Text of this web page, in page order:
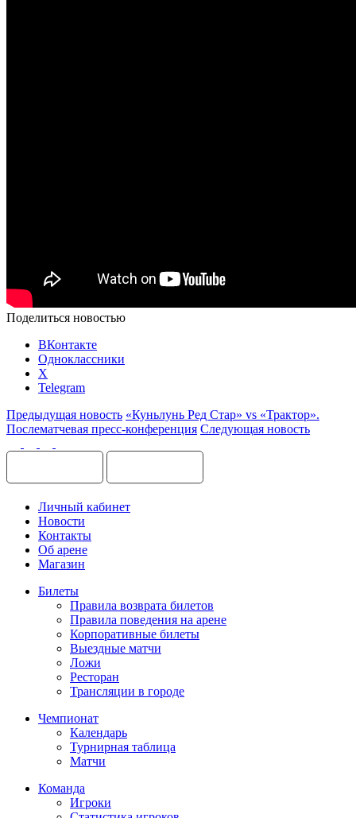
Поделиться новостью
ВКонтакте
Одноклассники
X
Telegram
Предыдущая новость «Куньлунь Ред Стар» vs «Трактор».
Послематчевая пресс-конференция Следующая новость
Личный кабинет
Новости
Контакты
Об арене
Магазин
Билеты
Правила возврата билетов
Правила поведения на арене
Корпоративные билеты
Выездные матчи
Ложи
Ресторан
Трансляции в городе
Чемпионат
Календарь
Турнирная таблица
Матчи
Команда
Игроки